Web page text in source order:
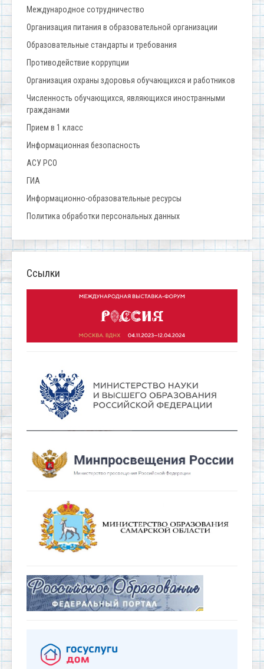
Международное сотрудничество
Организация питания в образовательной организации
Образовательные стандарты и требования
Противодействие коррупции
Организация охраны здоровья обучающихся и работников
Численность обучающихся, являющихся иностранными
гражданами
Прием в 1 класс
Информационная безопасность
АСУ РСО
ГИА
Информационно-образовательные ресурсы
Политика обработки персональных данных
Ссылки